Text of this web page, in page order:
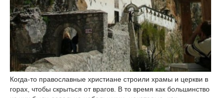
Когда-то православные христиане строили храмы и церкви в
горах, чтобы скрыться от врагов. В то время как большинство